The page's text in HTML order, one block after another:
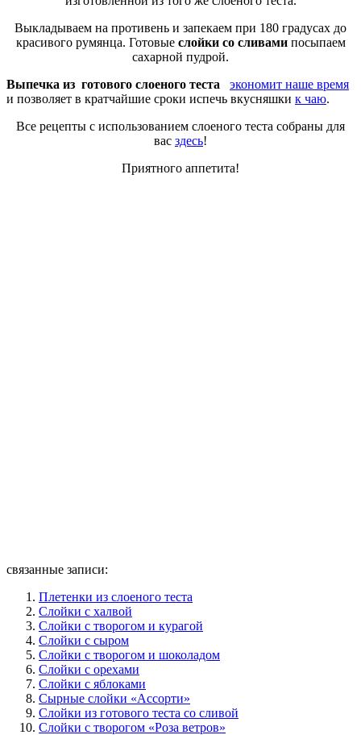
Выкладываем на противень и запекаем при 180 градусах до
красивого румянца. Готовые слойки со сливамипосыпаем
сахарной пудрой.
Выпечка из готового слоеного теста
экономит наше время
и позволяет в кратчайшие сроки испечь вкусняшки к чаю.
Все рецепты с использованием слоеного теста собраны для
вас здесь!
Приятного аппетита!
связанные записи:
Плетенки из слоеного теста
Слойки с халвой
Слойки с творогом и курагой
Слойки с сыром
Слойки с творогом и шоколадом
Слойки с орехами
Слойки с яблоками
Сырные слойки «Ассорти»
Слойки из готового теста со сливой
Слойки с творогом «Роза ветров»